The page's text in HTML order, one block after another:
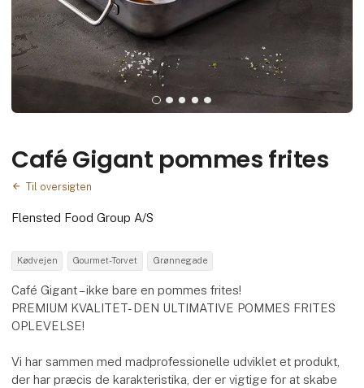
Café Gigant pommes frites
Til oversigten
Flensted Food Group A/S
Kødvejen Gourmet-Torvet Grønnegade
Café Gigant – ikke bare en pommes frites!
PREMIUM KVALITET- DEN ULTIMATIVE POMMES FRITES
OPLEVELSE!
Vi har sammen med madprofessionelle udviklet et produkt,
der har præcis de karakteristika, der er vigtige for at skabe